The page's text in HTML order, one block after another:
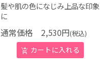
髪や肌の色になじみ上品な印象
に
通常価格2,530円(税込)